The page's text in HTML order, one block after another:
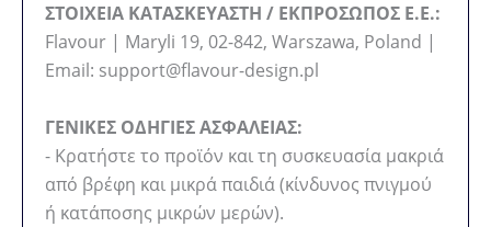
ΣΤΟΙΧΕΙΑ ΚΑΤΑΣΚΕΥΑΣΤΗ / ΕΚΠΡΟΣΩΠΟΣ Ε.Ε.:
Flavour | Maryli 19, 02-842, Warszawa, Poland |
Email: support@flavour-design.pl
ΓΕΝΙΚΕΣ ΟΔΗΓΙΕΣ ΑΣΦΑΛΕΙΑΣ:
- Κρατήστε το προϊόν και τη συσκευασία μακριά
από βρέφη και μικρά παιδιά (κίνδυνος πνιγμού
ή κατάποσης μικρών μερών).